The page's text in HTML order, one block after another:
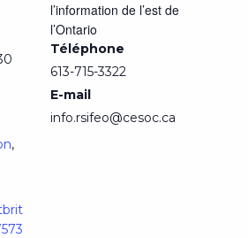
,
l’information de l’est de
l’Ontario
Téléphone
613-715-3322
E-mail
info.rsifeo@cesoc.ca